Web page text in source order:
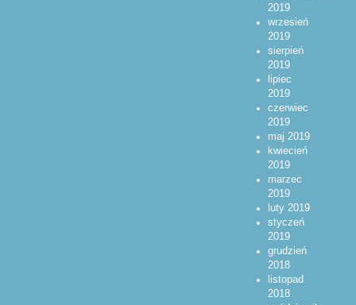
2019
wrzesień
2019
sierpień
2019
lipiec
2019
czerwiec
2019
maj 2019
kwiecień
2019
marzec
2019
luty 2019
styczeń
2019
grudzień
2018
listopad
2018